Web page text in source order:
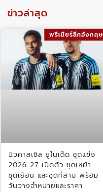
ข่าวล่าสุด
พรีเมียร์ลีกอังกฤษ
นิวคาสเซิล ยูไนเต็ด ชุดแข่ง
2026-27 เปิดตัว ชุดเหย้า
ชุดเยือน และชุดที่สาม พร้อม
วันวางจำหน่ายและราคา